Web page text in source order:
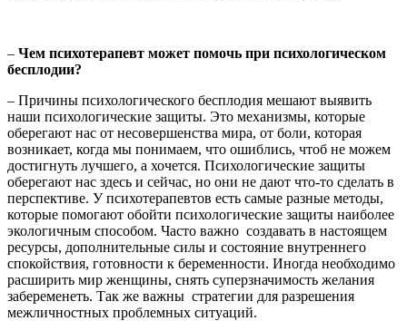
– Чем психотерапевт может помочь при психологическом
бесплодии?
– Причины психологического бесплодия мешают выявить
наши психологические защиты. Это механизмы, которые
оберегают нас от несовершенства мира, от боли, которая
возникает, когда мы понимаем, что ошиблись, чтоб не можем
достигнуть лучшего, а хочется. Психологические защиты
оберегают нас здесь и сейчас, но они не дают что-то сделать в
перспективе. У психотерапевтов есть самые разные методы,
которые помогают обойти психологические защиты наиболее
экологичным способом. Часто важно создавать в настоящем
ресурсы, дополнительные силы и состояние внутреннего
спокойствия, готовности к беременности. Иногда необходимо
расширить мир женщины, снять суперзначимость желания
забеременеть. Так же важны стратегии для разрешения
межличностных проблемных ситуаций.